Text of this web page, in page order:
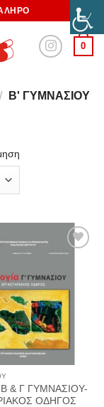
0
/ Β' ΓΥΜΝΑΣΙΟΥ
στη
Wishlist
Β & Γ ΓΥΜΝΑΣΙΟΥ-
ΟΔΗΓΟΣ